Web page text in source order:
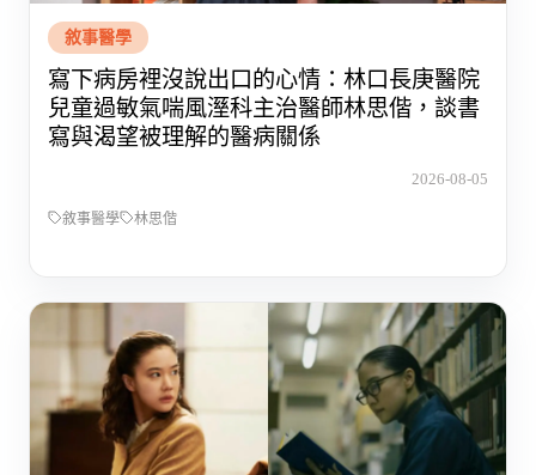
敘事醫學
寫下病房裡沒說出口的心情：林口長庚醫院
兒童過敏氣喘風溼科主治醫師林思偕，談書
寫與渴望被理解的醫病關係
2026-08-05
敘事醫學 林思偕